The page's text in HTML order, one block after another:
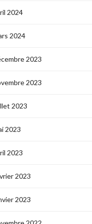
2024
2024
2023
2023
2023
2023
2023
2023
2023